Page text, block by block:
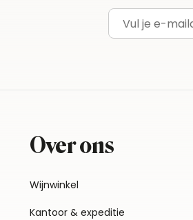
E-mailadres
Over ons
Wijnwinkel
Kantoor & expeditie